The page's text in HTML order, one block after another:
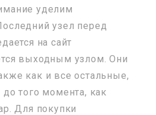
уделим
узел перед
на сайт
выходным узлом. Они
как и все остальные,
того момента, как
Для покупки